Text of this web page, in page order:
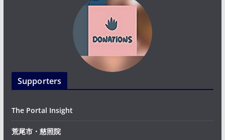
Supporters
The Portal Insight
荒尾市・慈照院